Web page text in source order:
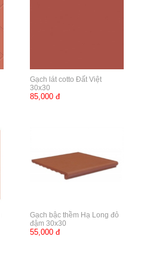
Gạch lát cotto Đất Việt
30x30
85,000 đ
Gạch bậc thềm Hạ Long đỏ
đậm 30x30
55,000 đ